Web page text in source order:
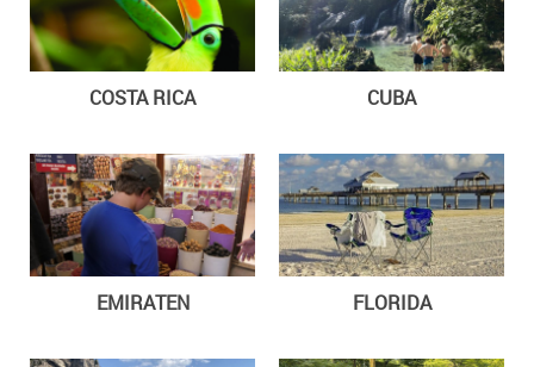
COSTA RICA CUBA
EMIRATEN FLORIDA